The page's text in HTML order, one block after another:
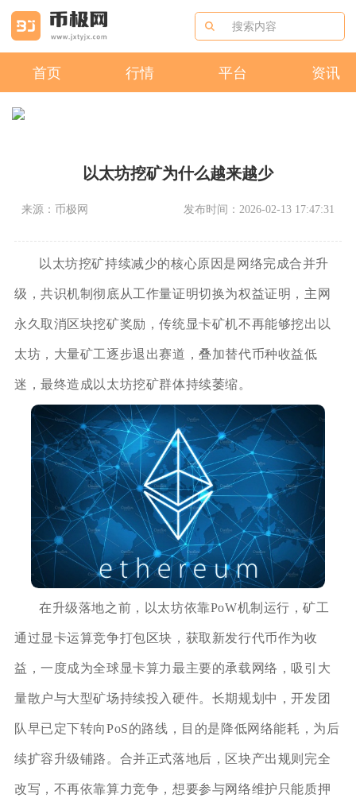
首页 行情 平台 资讯
以太坊挖矿为什么越来越少
来源：币极网 发布时间：2026-02-13 17:47:31
以太坊挖矿持续减少的核心原因是网络完成合并升
级，共识机制彻底从工作量证明切换为权益证明，主网
永久取消区块挖矿奖励，传统显卡矿机不再能够挖出以
太坊，大量矿工逐步退出赛道，叠加替代币种收益低
迷，最终造成以太坊挖矿群体持续萎缩。
在升级落地之前，以太坊依靠PoW机制运行，矿工
通过显卡运算竞争打包区块，获取新发行代币作为收
益，一度成为全球显卡算力最主要的承载网络，吸引大
量散户与大型矿场持续投入硬件。长期规划中，开发团
队早已定下转向PoS的路线，目的是降低网络能耗，为后
续扩容升级铺路。合并正式落地后，区块产出规则完全
改写，不再依靠算力竞争，想要参与网络维护只能质押